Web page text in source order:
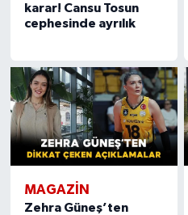
karar! Cansu Tosun
cephesinde ayrılık
MAGAZIN
Zehra Güneş’ten